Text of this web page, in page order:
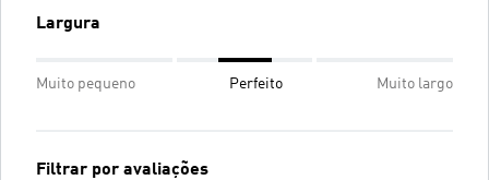
Largura
Muito pequeno Perfeito Muito largo
Filtrar por avaliações